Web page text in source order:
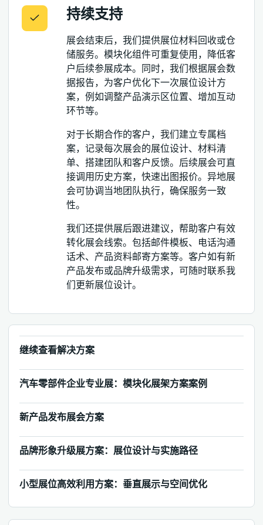
持续支持
展会结束后，我们提供展位材料回收或仓
储服务。模块化组件可重复使用，降低客
户后续参展成本。同时，我们根据展会数
据报告，为客户优化下一次展位设计方
案，例如调整产品演示区位置、增加互动
环节等。
对于长期合作的客户，我们建立专属档
案，记录每次展会的展位设计、材料清
单、搭建团队和客户反馈。后续展会可直
接调用历史方案，快速出图报价。异地展
会可协调当地团队执行，确保服务一致
性。
我们还提供展后跟进建议，帮助客户有效
转化展会线索。包括邮件模板、电话沟通
话术、产品资料邮寄方案等。客户如有新
产品发布或品牌升级需求，可随时联系我
们更新展位设计。
继续查看解决方案
汽车零部件企业专业展：模块化展架方案案例
新产品发布展会方案
品牌形象升级展方案：展位设计与实施路径
小型展位高效利用方案：垂直展示与空间优化